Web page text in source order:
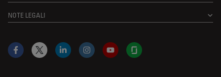
NOTE LEGALI
Facebook
X LinkedInInstagramYouTubeGlassdoor